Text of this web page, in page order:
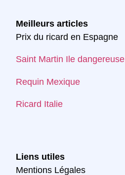
Meilleurs articles
Prix du ricard en Espagne
Saint Martin Ile dangereuse
Requin Mexique
Ricard Italie
Liens utiles
Mentions Légales